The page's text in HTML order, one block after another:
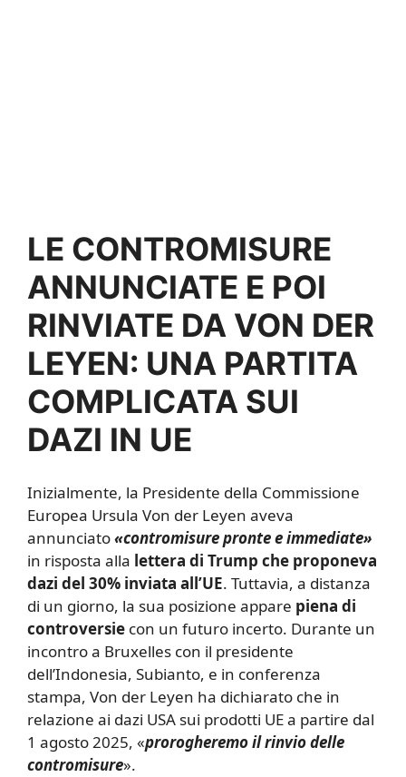
LE CONTROMISURE
ANNUNCIATE E POI
RINVIATE DA VON DER
LEYEN: UNA PARTITA
COMPLICATA SUI
DAZI IN UE
Inizialmente, la Presidente della Commissione
Europea Ursula Von der Leyen aveva
annunciato«contromisure pronte e immediate»
in risposta alla lettera di Trump che proponeva
dazi del 30% inviata all’UE. Tuttavia, a distanza
di un giorno, la sua posizione appare piena di
controversie con un futuro incerto. Durante un
incontro a Bruxelles con il presidente
dell’Indonesia, Subianto, e in conferenza
stampa, Von der Leyen ha dichiarato che in
relazione ai dazi USA sui prodotti UE a partire dal
1 agosto 2025, «prorogheremo il rinvio delle
contromisure».